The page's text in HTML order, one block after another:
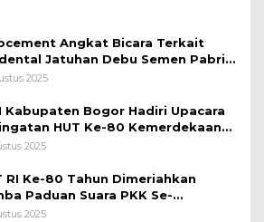
Angkat Bicara Terkait
Jatuhan Debu Semen Pabrik
2025
Kabupaten Bogor Hadiri Upacara
HUT Ke-80 Kemerdekaan
Lapangan Tegar Beriman
2025
RI Ke-80 Tahun Dimeriahkan
Paduan Suara PKK Se-
Bogor
2025